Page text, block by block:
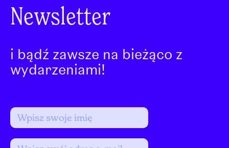
Newsletter
i bądź zawsze na bieżąco z
wydarzeniami!